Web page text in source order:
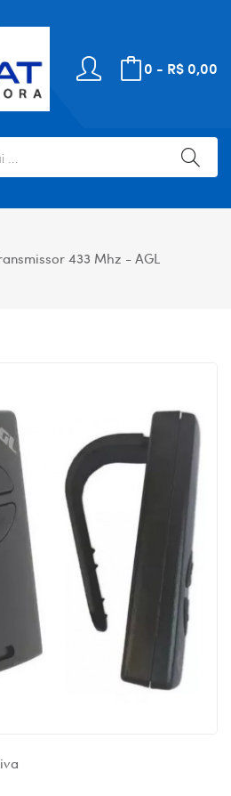
0 - R$ 0,00
433 Mhz - AGL